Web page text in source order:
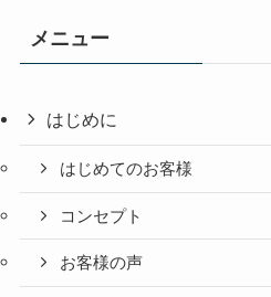
メニュー
はじめに
はじめてのお客様
コンセプト
お客様の声